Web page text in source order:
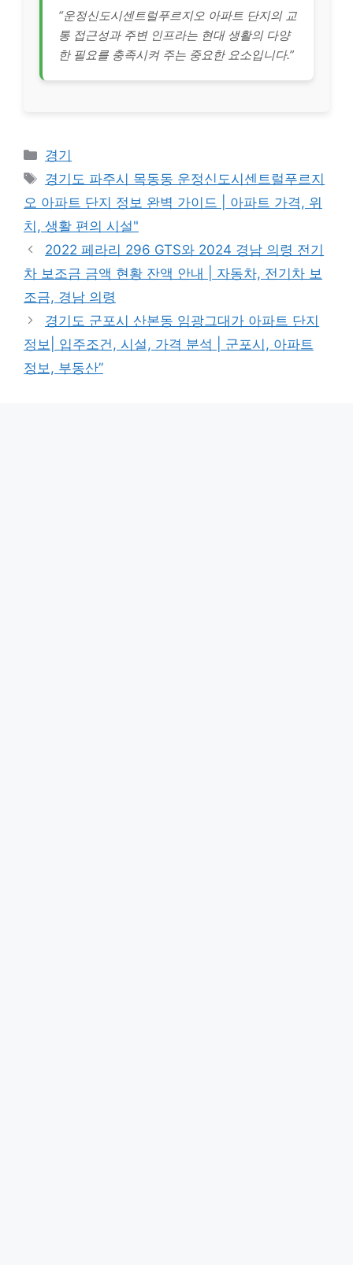
“운정신도시센트럴푸르지오 아파트 단지의 교
통 접근성과 주변 인프라는 현대 생활의 다양
한 필요를 충족시켜 주는 중요한 요소입니다.”
Categories
경기
Tags
경기도 파주시 목동동 운정신도시센트럴푸르지
오 아파트 단지 정보 완벽 가이드 | 아파트 가격, 위
치, 생활 편의 시설"
2022 페라리 296 GTS와 2024 경남 의령 전기
차 보조금 금액 현황 잔액 안내 | 자동차, 전기차 보
조금, 경남 의령
경기도 군포시 산본동 임광그대가 아파트 단지
정보| 입주조건, 시설, 가격 분석 | 군포시, 아파트
정보, 부동산”